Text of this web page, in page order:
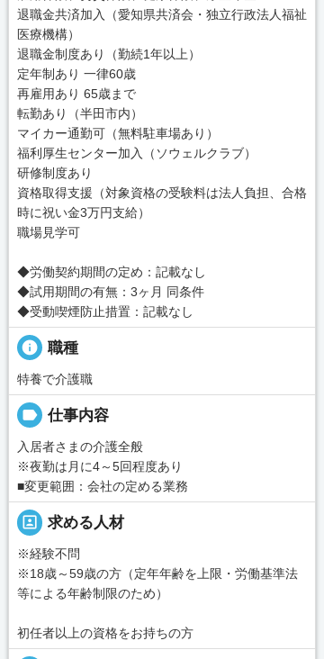
退職金共済加入（愛知県共済会・独立行政法人福祉
医療機構）
退職金制度あり（勤続1年以上）
定年制あり 一律60歳
再雇用あり 65歳まで
転勤あり（半田市内）
マイカー通勤可（無料駐車場あり）
福利厚生センター加入（ソウェルクラブ）
研修制度あり
資格取得支援（対象資格の受験料は法人負担、合格
時に祝い金3万円支給）
職場見学可
◆労働契約期間の定め：記載なし
◆試用期間の有無：3ヶ月 同条件
◆受動喫煙防止措置：記載なし
info 職種
特養で介護職
label 仕事内容
入居者さまの介護全般
※夜勤は月に4～5回程度あり
■変更範囲：会社の定める業務
portrait 求める人材
※経験不問
※18歳～59歳の方（定年年齢を上限・労働基準法
等による年齢制限のため）
初任者以上の資格をお持ちの方